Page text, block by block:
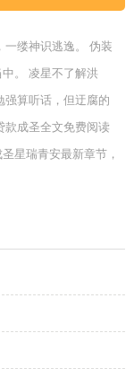
一缕神识逃逸。 伪装
。 凌星不了解洪
强算听话，但迂腐的
款成圣全文免费阅读
星瑞青安最新章节，